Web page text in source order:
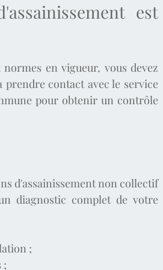
est
en vigueur, vous devez
contact avec le service
pour obtenir un contrôle
d'assainissement non collectif
diagnostic complet de votre
;
;